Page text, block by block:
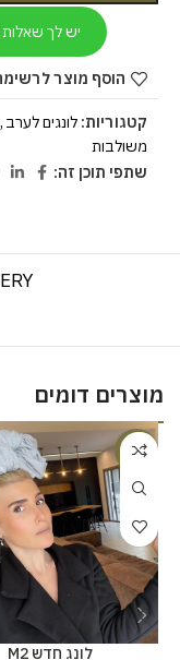
יש לך
הוסף מוצר
קטגוריות: לונגים לערב ,
משולבות
שתפי תוכן זה:
מוצרים דומים
-20%
לונג חדש M2